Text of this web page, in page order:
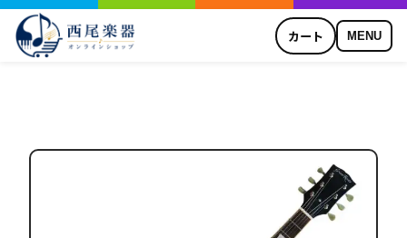
カート MENU